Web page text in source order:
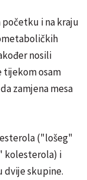
i na kraju
nosili
tijekom osam
zamjena mesa
("lošeg"
kolesterola) i
dvije skupine.